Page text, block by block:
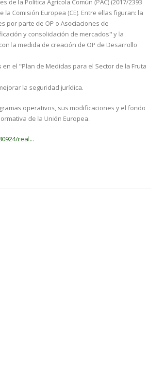
Comisión Europea (CE). Entre ellas figuran: la
por parte de OP o Asociaciones de
y consolidación de mercados" y la
la medida de creación de OP de Desarrollo
el "Plan de Medidas para el Sector de la Fruta
la seguridad jurídica.
operativos, sus modificaciones y el fondo
de la Unión Europea.
real...